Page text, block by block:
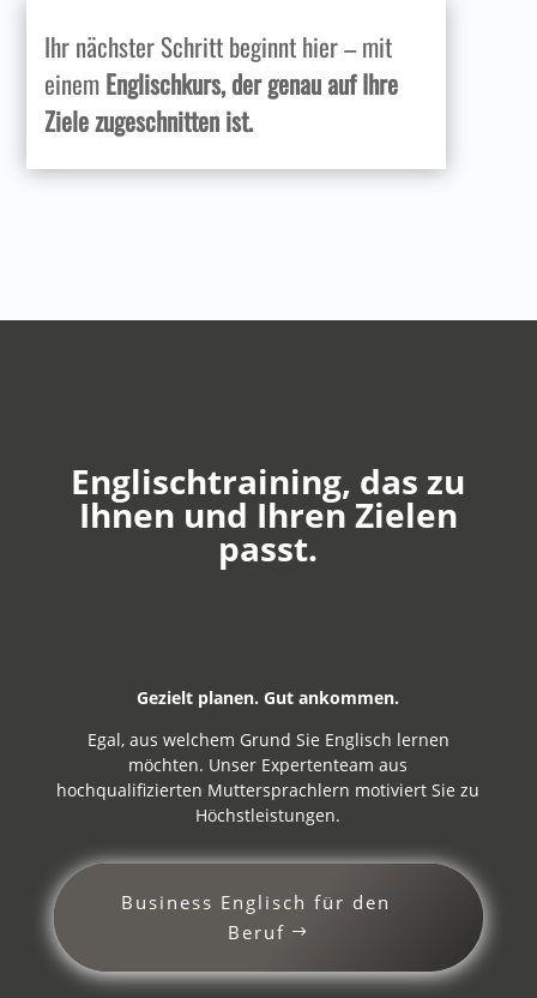
Ihr nächster Schritt beginnt hier – mit
einemEnglischkurs, der genau auf Ihre
Ziele zugeschnitten ist.
Englischtraining, das zu
Ihnen und Ihren Zielen
passt.
Gezielt planen. Gut ankommen.
Egal, aus welchem Grund Sie Englisch lernen
möchten. Unser Expertenteam aus
hochqualifizierten Muttersprachlern motiviert Sie zu
Höchstleistungen.
Business Englisch für den
Beruf